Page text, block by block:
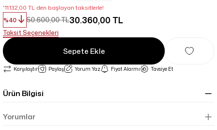
*11.132,00 TL den başlayan taksitlerle!
%40
50.600,00 TL30.360,00 TL
Taksit Seçenekleri
Sepete Ekle
Karşılaştır Paylaş Yorum Yaz Fiyat Alarmı Tavsiye Et
Ürün Bilgisi
Yorumlar